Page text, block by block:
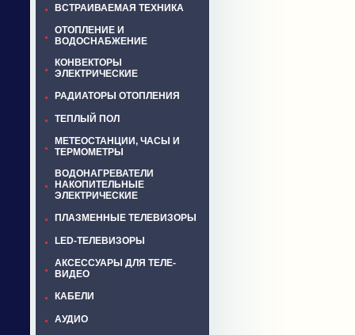
ВСТРАИВАЕМАЯ ТЕХНИКА
ОТОПЛЕНИЕ И
ВОДОСНАБЖЕНИЕ
КОНВЕКТОРЫ
ЭЛЕКТРИЧЕСКИЕ
РАДИАТОРЫ ОТОПЛЕНИЯ
ТЕПЛЫЙ ПОЛ
МЕТЕОСТАНЦИИ, ЧАСЫ И
ТЕРМОМЕТРЫ
ВОДОНАГРЕВАТЕЛИ
НАКОПИТЕЛЬНЫЕ
ЭЛЕКТРИЧЕСКИЕ
ПЛАЗМЕННЫЕ ТЕЛЕВИЗОРЫ
LED-ТЕЛЕВИЗОРЫ
АКСЕССУАРЫ ДЛЯ ТЕЛЕ-
ВИДЕО
КАБЕЛИ
АУДИО